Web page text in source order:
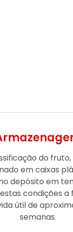
do
em caixas
depósito em
condições
útil de
semanas.